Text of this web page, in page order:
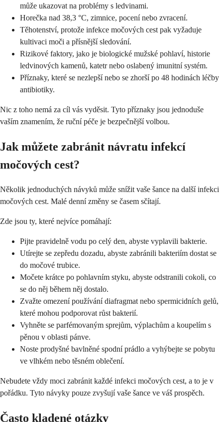
může ukazovat na problémy s ledvinami.
Horečka nad 38,3 °C, zimnice, pocení nebo zvracení.
Těhotenství, protože infekce močových cest pak vyžaduje
kultivaci moči a přísnější sledování.
Rizikové faktory, jako je biologické mužské pohlaví, historie
ledvinových kamenů, katetr nebo oslabený imunitní systém.
Příznaky, které se nezlepší nebo se zhorší po 48 hodinách léčby
antibiotiky.
Nic z toho nemá za cíl vás vyděsit. Tyto příznaky jsou jednoduše
vaším znamením, že ruční péče je bezpečnější volbou.
Jak můžete zabránit návratu infekcí
močových cest?
Několik jednoduchých návyků může snížit vaše šance na další infekci
močových cest. Malé denní změny se časem sčítají.
Zde jsou ty, které nejvíce pomáhají:
Pijte pravidelně vodu po celý den, abyste vyplavili bakterie.
Utírejte se zepředu dozadu, abyste zabránili bakteriím dostat se
do močové trubice.
Močete krátce po pohlavním styku, abyste odstranili cokoli, co
se do něj během něj dostalo.
Zvažte omezení používání diafragmat nebo spermicidních gelů,
které mohou podporovat růst bakterií.
Vyhněte se parfémovaným sprejům, výplachům a koupelím s
pěnou v oblasti pánve.
Noste prodyšné bavlněné spodní prádlo a vyhýbejte se pobytu
ve vlhkém nebo těsném oblečení.
Nebudete vždy moci zabránit každé infekci močových cest, a to je v
pořádku. Tyto návyky pouze zvyšují vaše šance ve váš prospěch.
Často kladené otázky